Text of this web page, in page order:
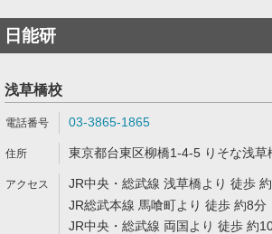
日能研
浅草橋校
03-3865-1865
東京都台東区柳橋1-4-5 りそな浅草
JR中央・総武線 浅草橋より 徒歩
JR総武本線 馬喰町より 徒歩 約8分
JR中央・総武線 両国より 徒歩 約